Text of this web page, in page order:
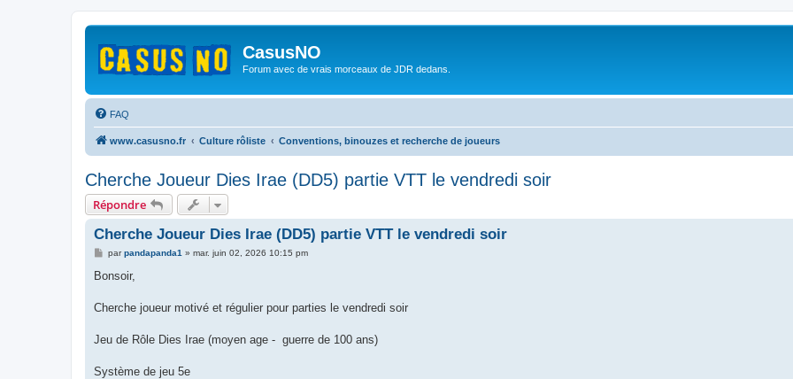
CasusNO
Forum avec de vrais morceaux de JDR dedans.
FAQ
www.casusno.fr Culture rôliste Conventions, binouzes et recherche de joueurs
Cherche Joueur Dies Irae (DD5) partie VTT le vendredi soir
Répondre
Cherche Joueur Dies Irae (DD5) partie VTT le vendredi soir
M
s
g
parpandapanda1 » mar. juin 02, 2026 10:15 pm
Bonsoir,
Cherche joueur motivé et régulier pour parties le vendredi soir
Jeu de Rôle Dies Irae (moyen age - guerre de 100 ans)
Système de jeu 5e